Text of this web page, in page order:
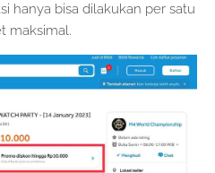
hanya bisa dilakukan per satu
maksimal.